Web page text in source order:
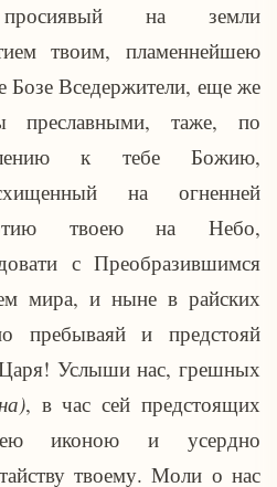
на земли
твоим, пламеннейшею
Бозе Вседержители, еще же
преславными, таже, по
к тебе Божию,
на огненней
твоею на Небо,
с Преобразившимся
мира, и ныне в райских
пребываяй и предстояй
Услыши нас, грешных
, в час сей предстоящих
иконою и усердно
твоему. Моли о нас